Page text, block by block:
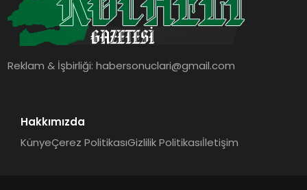
Reklam & İşbirliği:habersonuclari@gmail.com
Hakkımızda
KünyeÇerez PolitikasıGizlilik Politikasıİletişim